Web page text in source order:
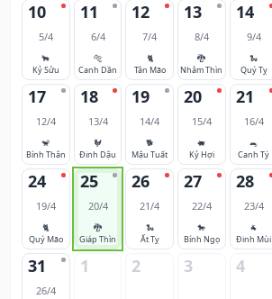
10
5/4
🐂
Kỷ Sửu
11
6/4
🐅
Canh Dần
12
7/4
🐈
Tân Mão
13
8/4
🐉
Nhâm Thìn
14
9/4
🐍
Quý Tỵ
17
12/4
🐒
Bính Thân
18
13/4
🐓
Đinh Dậu
19
14/4
🐕
Mậu Tuất
20
15/4
🐖
Kỷ Hợi
21
16/4
🐀
Canh Tý
24
19/4
🐈
Quý Mão
25
20/4
🐉
Giáp Thìn
26
21/4
🐍
Ất Tỵ
27
22/4
🐎
Bính Ngọ
28
23/4
🐐
Đinh Mùi
31
26/4
1 2 3 4